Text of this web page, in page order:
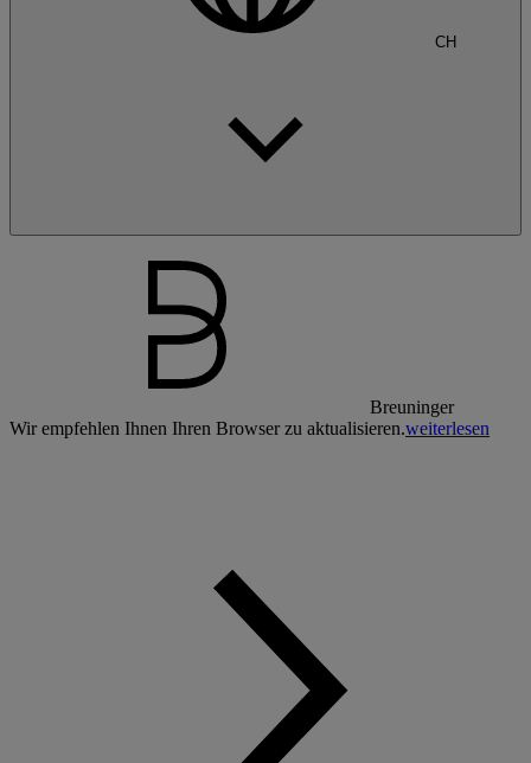
CH
Breuninger
Wir empfehlen Ihnen Ihren Browser zu aktualisieren.weiterlesen